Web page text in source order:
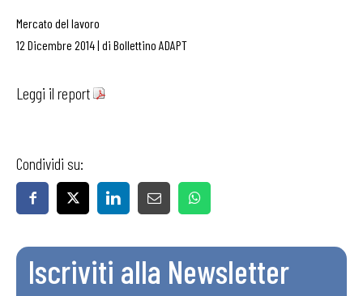
Mercato del lavoro
12 Dicembre 2014| di Bollettino ADAPT
Leggi il report
Condividi su:
Iscriviti alla Newsletter